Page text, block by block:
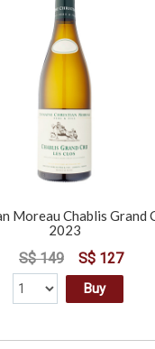
Moreau Chablis Grand
2023
S$ 149 S$ 127
Buy